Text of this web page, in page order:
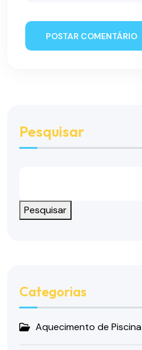
POSTAR COMENTÁRIO
Pesquisar
Pesquisar
Categorias
Aquecimento de Piscina